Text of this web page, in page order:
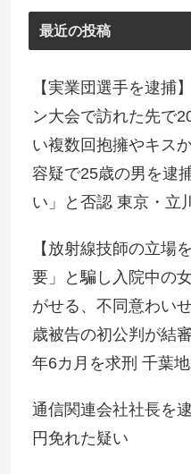
最近の投稿
【実業団選手を逮捕
ン大会で訪れた先で
い複数回抱擁やキス
容疑で25歳の男を逮
い」と否認 東京・立川
【放射線技師の立場
要」と騙し入院中の
がせる、不同意わい
歳被告の初公判が結
年6カ月を求刑 千葉
通信関連会社社長を
円免れた疑い